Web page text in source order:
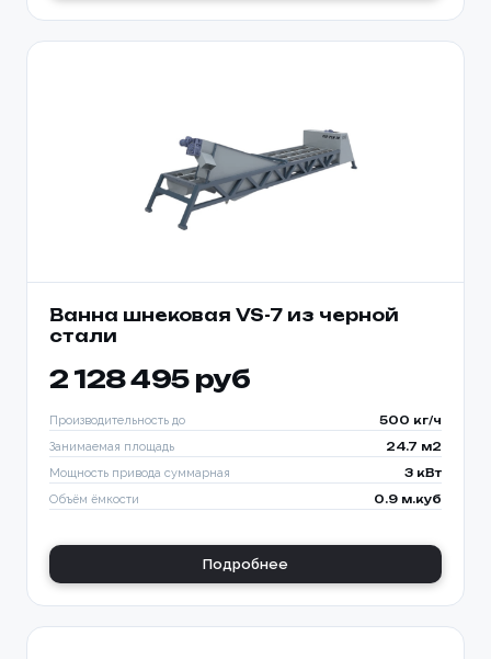
Ванна шнековая VS-7 из черной
стали
2 128 495 руб
Производительность до 500 кг/ч
Занимаемая площадь 24.7 м2
Мощность привода суммарная 3 кВт
Объём ёмкости 0.9 м.куб
Подробнее